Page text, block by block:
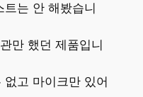
트는 안 해봤습니
만 했던 제품입니
없고 마이크만 있어